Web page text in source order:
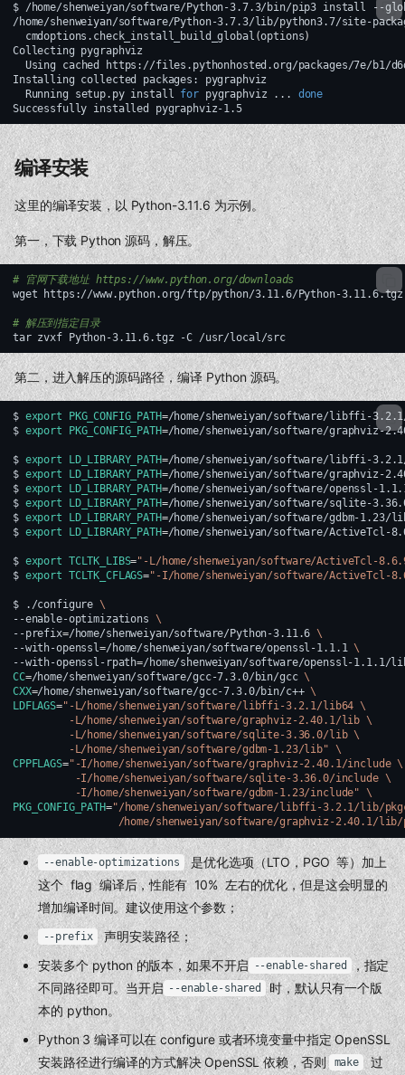
$ /home/shenweiyan/software/Python-3.7.3/bin/pip3 install
--
/home/shenweiyan/software/Python-3.7.3/lib/python3.7/site-
cmdoptions.check_install_build_global (options)
Collecting
Using
cached
https://files.pythonhosted.org/packages/7e/b1/
Installing collected packages:
Running
setup.py install for pygraphviz ...
done
Successfully installed pygraphviz-1.5
编译安装
这里的编译安装，以 Python-3.11.6 为示例。
第一，下载 Python 源码，解压。
# 官网下载地址 https://www.python.org/downloads
wget
https://www.python.org/ftp/python/3.11.6/Python-3.11.6.tgz
# 解压到指定目录
tar zvxf Python-3.11.6.tgz -C /usr/local/src
第二，进入解压的源码路径，编译 Python 源码。
$ export PKG_CONFIG_PATH=/home/shenweiyan/software/libffi-
$ export PKG_CONFIG_PATH=/home/shenweiyan/software/graphviz-
$ export LD_LIBRARY_PATH=/home/shenweiyan/software/libffi-
$ export LD_LIBRARY_PATH=/home/shenweiyan/software/graphviz-
$ export LD_LIBRARY_PATH=/home/shenweiyan/software/openssl-
$ export LD_LIBRARY_PATH=/home/shenweiyan/software/sqlite-
$ export LD_LIBRARY_PATH=/home/shenweiyan/software/gdbm-1.23/
$ export LD_LIBRARY_PATH=/home/shenweiyan/software/ActiveTcl-
$ export TCLTK_LIBS="-L/home/shenweiyan/software/
$ export TCLTK_CFLAGS="-I/home/shenweiyan/software/ActiveTcl-
$ ./configure \
--enable-optimizations \
--prefix=/home/shenweiyan/software/Python-3.11.6 \
--with-openssl=/home/shenweiyan/software/openssl-1.1.1 \
--with-openssl-rpath=/home/shenweiyan/software/openssl-1.1.1/
CC=/home/shenweiyan/software/gcc-7.3.0/bin/gcc \
CXX=/home/shenweiyan/software/gcc-7.3.0/bin/c++ \
LDFLAGS="-L/home/shenweiyan/software/libffi-3.2.1/lib64 \
         -L/home/shenweiyan/software/graphviz-2.40.1/lib \
         -L/home/shenweiyan/software/sqlite-3.36.0/lib \
         -L/home/shenweiyan/software/gdbm-1.23/lib"
\
CPPFLAGS="-I/home/shenweiyan/software/graphviz-2.40.1/include \
          -I/home/shenweiyan/software/sqlite-3.36.0/include \
          -I/home/shenweiyan/software/gdbm-1.23/include"
\
PKG_CONFIG_PATH="/home/shenweiyan/software/libffi-3.2.1/lib/
/home/shenweiyan/software/graphviz-2.40.1/
--enable-optimizations 是优化选项（LTO，PGO 等）加上
这个 flag 编译后，性能有 10% 左右的优化，但是这会明显的
增加编译时间。建议使用这个参数；
--prefix
声明安装路径；
安装多个 python 的版本，如果不开启
--enable-shared
，指定
不同路径即可。当开启 --enable-shared 时，默认只有一个版
本的 python。
Python 3 编译可以在 configure 或者环境变量中指定 OpenSSL
安装路径进行编译的方式解决 OpenSSL 依赖，否则
make 过